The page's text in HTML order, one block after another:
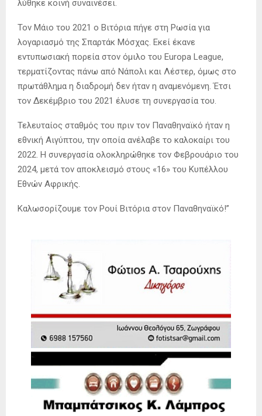
λύθηκε κοινή συναινέσει.
Τον Μάιο του 2021 ο Βιτόρια πήγε στη Ρωσία για
λογαριασμό της Σπαρτάκ Μόσχας. Εκεί έκανε
εντυπωσιακή πορεία στον όμιλο του Europa League,
τερματίζοντας πάνω από Νάπολι και Λέστερ, όμως στο
πρωτάθλημα η διαδρομή δεν ήταν η αναμενόμενη. Έτσι
τον Δεκέμβριο του 2021 έλυσε τη συνεργασία του.
Τελευταίος σταθμός του πριν τον Παναθηναϊκό ήταν η
εθνική Αιγύπτου, την οποία ανέλαβε το καλοκαίρι του
2022. Η συνεργασία ολοκληρώθηκε τον Φεβρουάριο του
2024, μετά τον αποκλεισμό στους «16» του Κυπέλλου
Εθνών Αφρικής.
Καλωσορίζουμε τον Ρουί Βιτόρια στον Παναθηναϊκό!”